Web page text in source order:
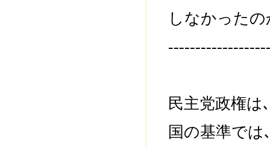
しなかったの
民主党政権は､
国の基準で